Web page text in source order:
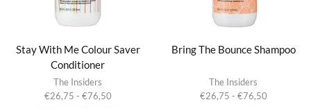
Stay With Me Colour Saver
Conditioner
The Insiders
€26,75 - €76,50Prijsklasse:
Dit product
heeft
meerdere
Bring The Bounce Shampoo
The Insiders
€26,75 - €76,50Prijsklasse: